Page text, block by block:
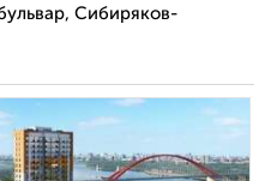
Сибиряков-